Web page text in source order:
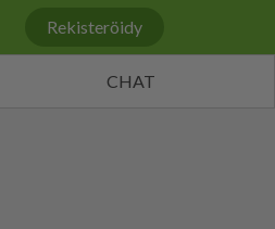
Rekisteröidy
CHAT